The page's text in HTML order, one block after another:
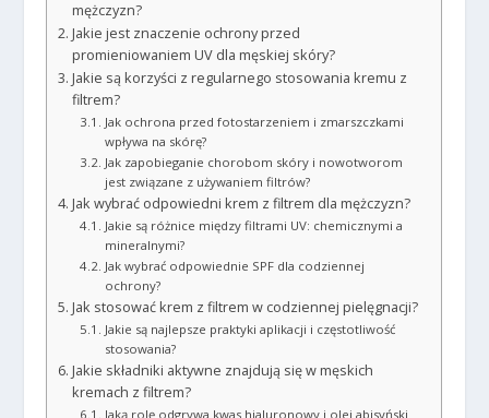
mężczyzn?
Jakie jest znaczenie ochrony przed
promieniowaniem UV dla męskiej skóry?
Jakie są korzyści z regularnego stosowania kremu z
filtrem?
Jak ochrona przed fotostarzeniem i zmarszczkami
wpływa na skórę?
Jak zapobieganie chorobom skóry i nowotworom
jest związane z używaniem filtrów?
Jak wybrać odpowiedni krem z filtrem dla mężczyzn?
Jakie są różnice między filtrami UV: chemicznymi a
mineralnymi?
Jak wybrać odpowiednie SPF dla codziennej
ochrony?
Jak stosować krem z filtrem w codziennej pielęgnacji?
Jakie są najlepsze praktyki aplikacji i częstotliwość
stosowania?
Jakie składniki aktywne znajdują się w męskich
kremach z filtrem?
Jaką rolę odgrywa kwas hialuronowy i olej abisyński